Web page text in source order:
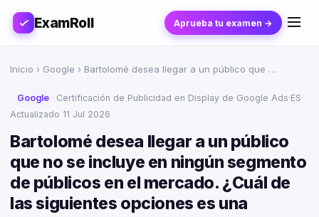
ExamRoll Aprueba tu examen →
Inicio › Google › Bartolomé desea llegar a un público que …
Google Certificación de Publicidad en Display de Google Ads·ES·
Actualizado 11 Jul 2026
Bartolomé desea llegar a un público
que no se incluye en ningún segmento
de públicos en el mercado. ¿Cuál de
las siguientes opciones es una